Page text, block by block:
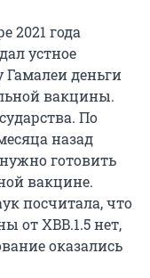
2021 года
устное
деньги
вакцины.
По
назад
готовить
вакцине.
посчитала, что
от XBB.1.5 нет,
оказались